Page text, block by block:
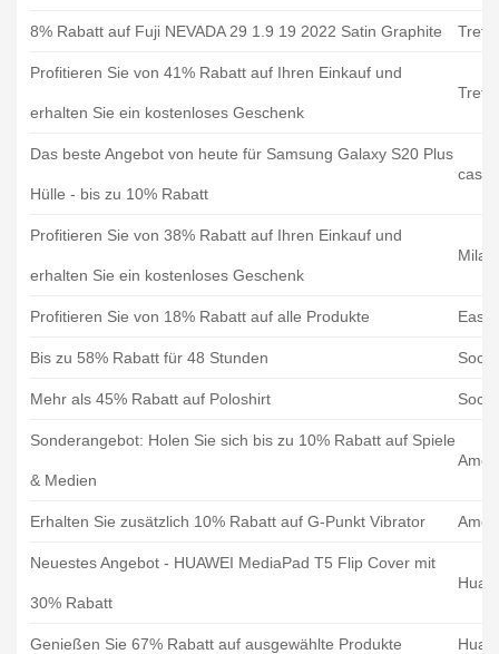
8% Rabatt auf Fuji NEVADA 29 1.9 19 2022 Satin Graphite
Profitieren Sie von 41% Rabatt auf Ihren Einkauf und
erhalten Sie ein kostenloses Geschenk
Das beste Angebot von heute für Samsung Galaxy S20 Plus
Hülle - bis zu 10% Rabatt
Profitieren Sie von 38% Rabatt auf Ihren Einkauf und
erhalten Sie ein kostenloses Geschenk
Profitieren Sie von 18% Rabatt auf alle Produkte
Bis zu 58% Rabatt für 48 Stunden
Mehr als 45% Rabatt auf Poloshirt
Sonderangebot: Holen Sie sich bis zu 10% Rabatt auf Spiele
& Medien
Erhalten Sie zusätzlich 10% Rabatt auf G-Punkt Vibrator
Neuestes Angebot - HUAWEI MediaPad T5 Flip Cover mit
30% Rabatt
Genießen Sie 67% Rabatt auf ausgewählte Produkte